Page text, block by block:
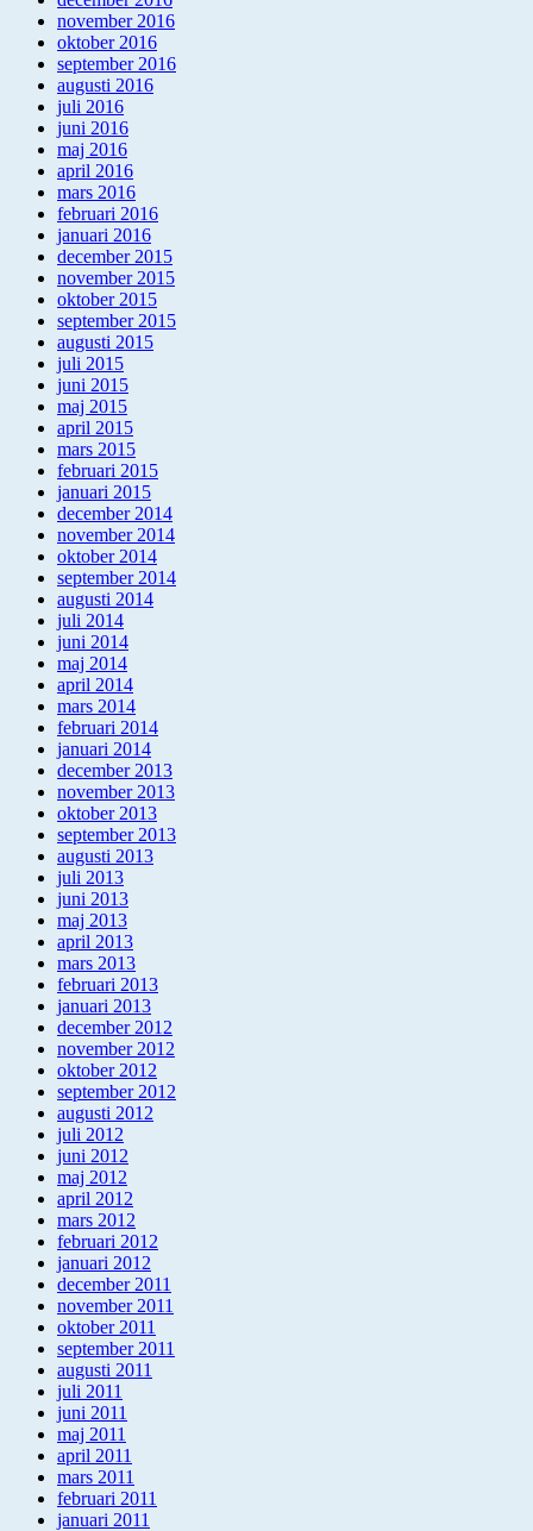
november 2016
oktober 2016
september 2016
augusti 2016
juli 2016
juni 2016
maj 2016
april 2016
mars 2016
februari 2016
januari 2016
december 2015
november 2015
oktober 2015
september 2015
augusti 2015
juli 2015
juni 2015
maj 2015
april 2015
mars 2015
februari 2015
januari 2015
december 2014
november 2014
oktober 2014
september 2014
augusti 2014
juli 2014
juni 2014
maj 2014
april 2014
mars 2014
februari 2014
januari 2014
december 2013
november 2013
oktober 2013
september 2013
augusti 2013
juli 2013
juni 2013
maj 2013
april 2013
mars 2013
februari 2013
januari 2013
december 2012
november 2012
oktober 2012
september 2012
augusti 2012
juli 2012
juni 2012
maj 2012
april 2012
mars 2012
februari 2012
januari 2012
december 2011
november 2011
oktober 2011
september 2011
augusti 2011
juli 2011
juni 2011
maj 2011
april 2011
mars 2011
februari 2011
januari 2011